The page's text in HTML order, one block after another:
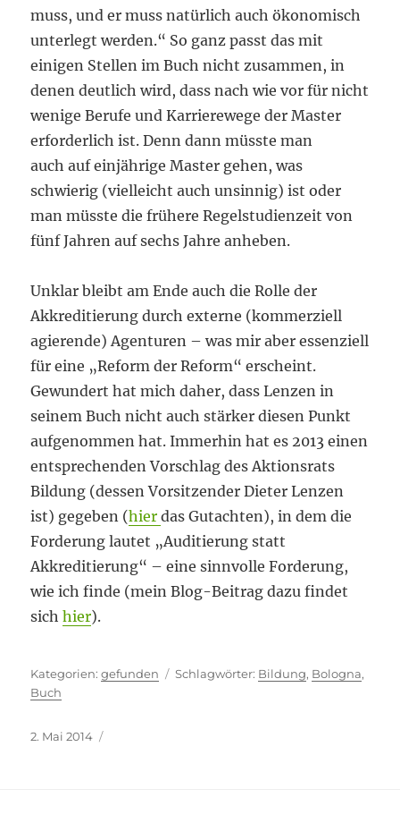
muss, und er muss natürlich auch ökonomisch
unterlegt werden.“ So ganz passt das mit
einigen Stellen im Buch nicht zusammen, in
denen deutlich wird, dass nach wie vor für nicht
wenige Berufe und Karrierewege der Master
erforderlich ist. Denn dann müsste man
auch auf einjährige Master gehen, was
schwierig (vielleicht auch unsinnig) ist oder
man müsste die frühere Regelstudienzeit von
fünf Jahren auf sechs Jahre anheben.
Unklar bleibt am Ende auch die Rolle der
Akkreditierung durch externe (kommerziell
agierende) Agenturen – was mir aber essenziell
für eine „Reform der Reform“ erscheint.
Gewundert hat mich daher, dass Lenzen in
seinem Buch nicht auch stärker diesen Punkt
aufgenommen hat. Immerhin hat es 2013 einen
entsprechenden Vorschlag des Aktionsrats
Bildung (dessen Vorsitzender Dieter Lenzen
ist) gegeben (hierdas Gutachten), in dem die
Forderung lautet „Auditierung statt
Akkreditierung“ – eine sinnvolle Forderung,
wie ich finde (mein Blog-Beitrag dazu findet
sichhier).
Kategorien
gefunden Schlagwörter
Bildung, Bologna,
Buch
Veröffentlicht
2. Mai 2014